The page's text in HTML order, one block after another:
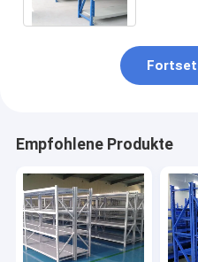
Empfohlene Produkte